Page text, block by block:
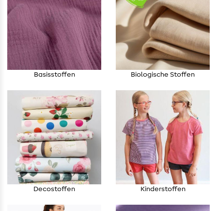
Basisstoffen Biologische Stoffen
Decostoffen Kinderstoffen